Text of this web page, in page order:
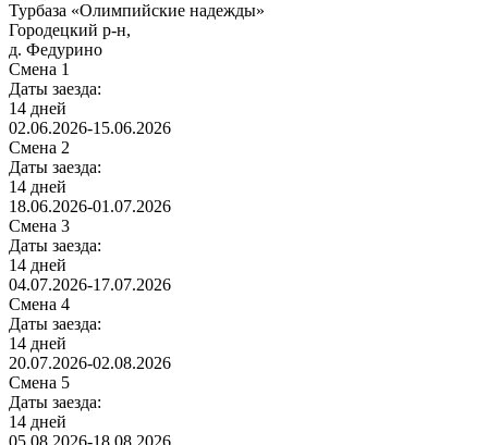
Турбаза «Олимпийские надежды»
Городецкий р-н,
д. Федурино
Смена 1
Даты заезда:
14 дней
02.06.2026-15.06.2026
Смена 2
Даты заезда:
14 дней
18.06.2026-01.07.2026
Смена 3
Даты заезда:
14 дней
04.07.2026-17.07.2026
Смена 4
Даты заезда:
14 дней
20.07.2026-02.08.2026
Смена 5
Даты заезда:
14 дней
05.08.2026-18.08.2026